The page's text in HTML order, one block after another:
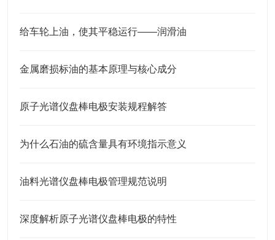
给车轮上油，使其平稳运行——润滑油
金属磨损标油的基本原理与核心成分
原子光谱仪盘棒电极安装规程解答
为什么石油的硫含量具有环境指示意义
油料光谱仪盘棒电极管理规范说明
深度解析原子光谱仪盘棒电极的特性